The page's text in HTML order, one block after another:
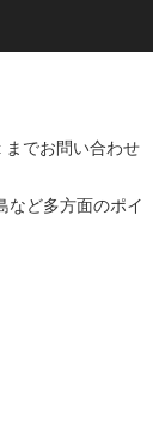
までお問い合わせ
など多方面のポイ